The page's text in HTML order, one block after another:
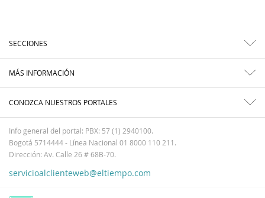
SECCIONES
MÁS INFORMACIÓN
CONOZCA NUESTROS PORTALES
Info general del portal: PBX: 57 (1) 2940100.
Bogotá 5714444 - Línea Nacional 01 8000 110 211.
Dirección: Av. Calle 26 # 68B-70.
servicioalclienteweb@eltiempo.com